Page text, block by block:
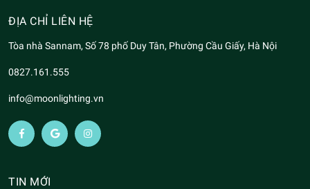
ĐỊA CHỈ LIÊN HỆ
Tòa nhà Sannam, Số 78 phố Duy Tân, Phường Cầu Giấy, Hà Nội
0827.161.555
info@moonlighting.vn
TIN MỚI